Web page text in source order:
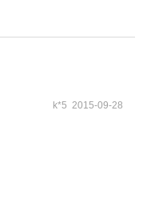
k*5 2015-09-28